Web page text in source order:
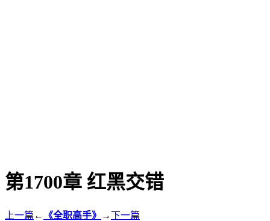
第1700章 红黑交错
上一篇 ← 《全职高手》 →下一篇